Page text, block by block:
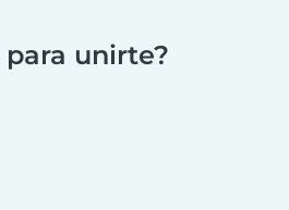
para unirte?